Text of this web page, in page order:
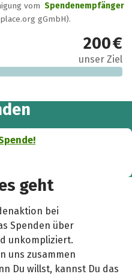
vom Spendenempfänger
gGmbH).
200 €
unser Ziel
geht
bei
Spenden über
unkompliziert.
uns zusammen
Du willst, kannst Du das